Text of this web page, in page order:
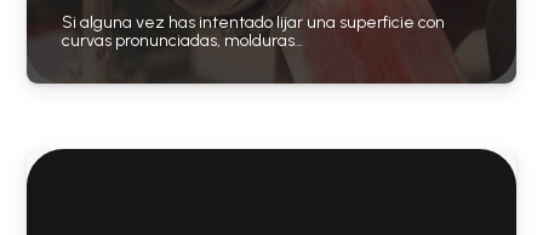
Si alguna vez has intentado lijar una superficie con
curvas pronunciadas, molduras…